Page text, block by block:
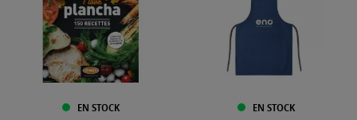
EN STOCK EN STOCK